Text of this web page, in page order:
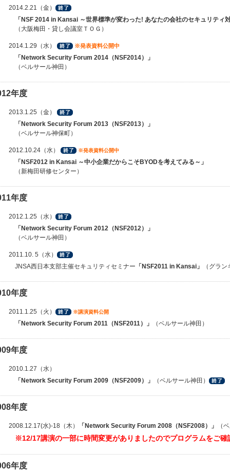
2014.2.21（金）
「NSF 2014 in Kansai ～世界標準が変わった! あなたの会社のセキュリティ
（大阪梅田・貸し会議室ＴＯＧ）
2014.1.29（水） ※発表資料公開中
「Network Security Forum 2014（NSF2014）」
（ベルサール神田）
年度
2013.1.25（金）
「Network Security Forum 2013（NSF2013）」
（ベルサール神保町）
2012.10.24（水） ※発表資料公開中
「NSF2012 in Kansai ～中小企業だからこそBYODを考えてみる～」
（新梅田研修センター）
年度
2012.1.25（水）
「Network Security Forum 2012（NSF2012）」
（ベルサール神田 ）
2011.10. 5（水）
JNSA西日本支部主催セキュリティセミナー 「NSF2011 in Kansai」 （グラン
年度
2011.1.25（火） ※講演資料公開
「Network Security Forum 2011（NSF2011）」 （ベルサール神田）
年度
2010.1.27（水）
「Network Security Forum 2009（NSF2009）」
（ベルサール神田）
年度
2008.12.17(水)-18（木） 「Network Security Forum 2008（NSF2008）」 （
※12/17講演の一部に時間変更がありましたのでプログラムをご確
年度